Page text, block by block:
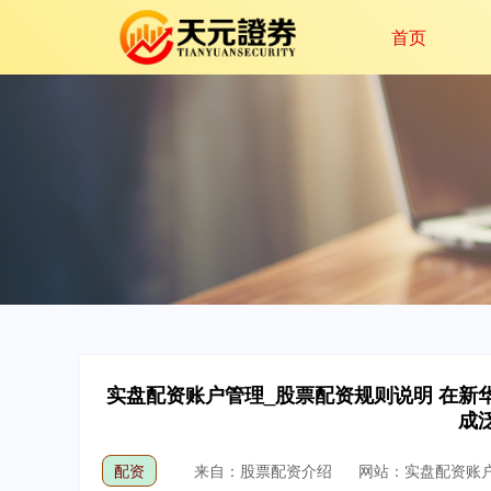
首页
实盘配资账户管理_股票配资规则说明 在
成
配资 来自：股票配资介绍
网站：实盘配资账